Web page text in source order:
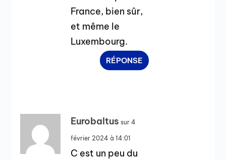
France, bien sûr,
et même le
Luxembourg.
RÉPONSE
Eurobaltus sur 4
février 2024 à 14:01
C est un peu du